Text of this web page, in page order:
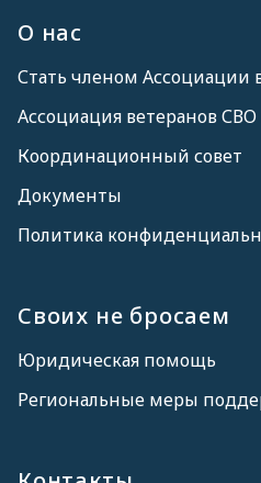
О нас
Стать членом Ассоциации
Ассоциация ветеранов СВО
Координационный совет
Документы
Политика
Своих не бросаем
Юридическая помощь
Региональные меры